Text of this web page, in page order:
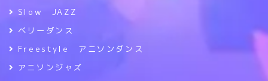
Slow JAZZ
ベリーダンス
Freestyle アニソンダンス
アニソンジャズ